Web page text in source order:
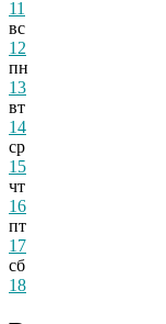
11
вс
12
пн
13
вт
14
ср
15
чт
16
пт
17
сб
18